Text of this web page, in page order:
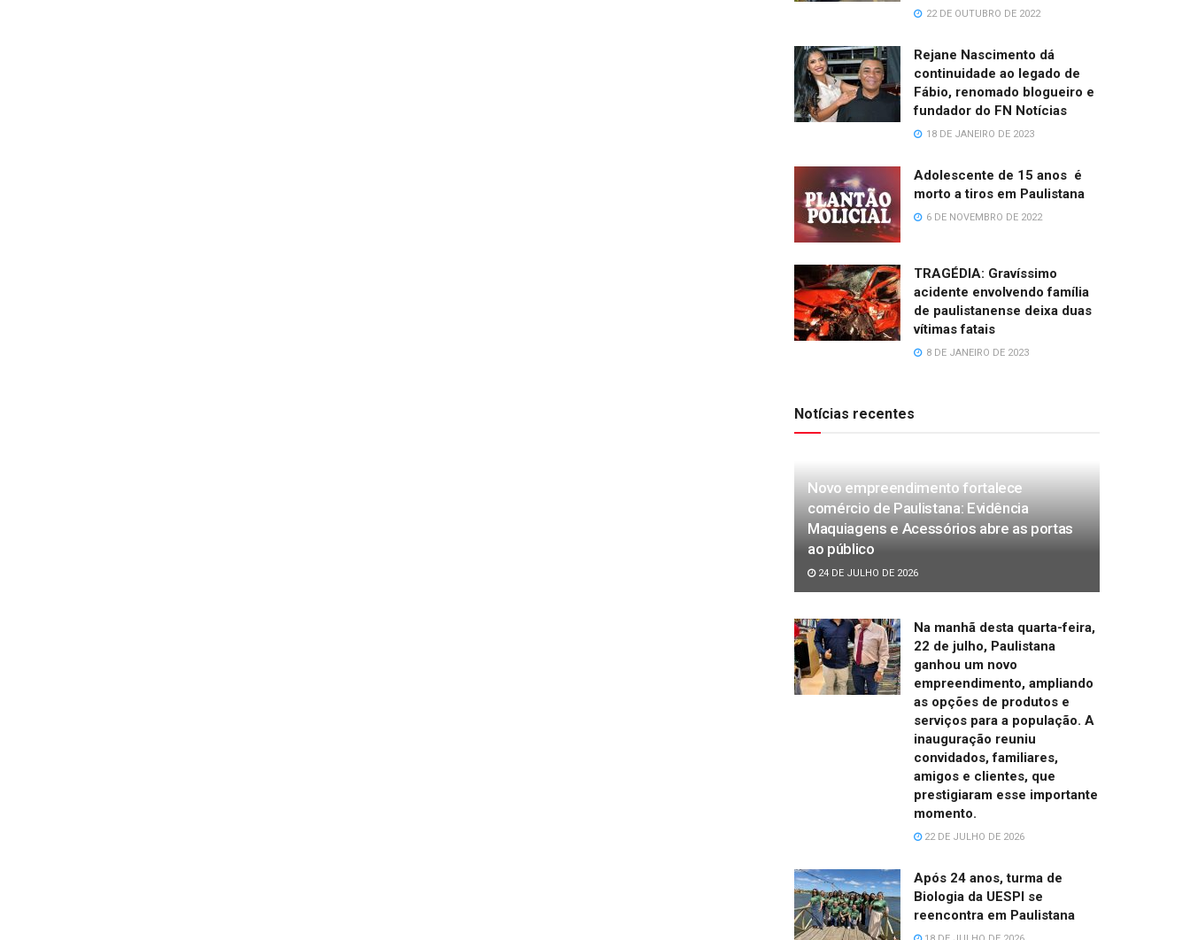
22 DE OUTUBRO DE 2022
Rejane Nascimento dá
continuidade ao legado de
Fábio, renomado blogueiro e
fundador do FN Notícias
18 DE JANEIRO DE 2023
Adolescente de 15 anos é
morto a tiros em Paulistana
6 DE NOVEMBRO DE 2022
TRAGÉDIA: Gravíssimo
acidente envolvendo família
de paulistanense deixa duas
vítimas fatais
8 DE JANEIRO DE 2023
Notícias recentes
Novo empreendimento fortalece
comércio de Paulistana: Evidência
Maquiagens e Acessórios abre as portas
ao público
24 DE JULHO DE 2026
Na manhã desta quarta-feira,
22 de julho, Paulistana
ganhou um novo
empreendimento, ampliando
as opções de produtos e
serviços para a população. A
inauguração reuniu
convidados, familiares,
amigos e clientes, que
prestigiaram esse importante
momento.
22 DE JULHO DE 2026
Após 24 anos, turma de
Biologia da UESPI se
reencontra em Paulistana